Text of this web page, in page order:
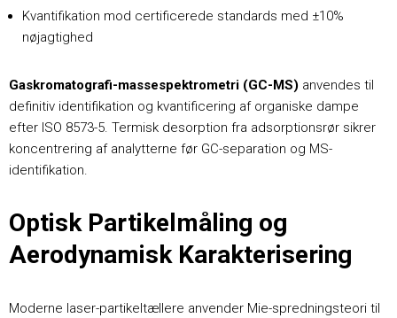
Kvantifikation mod certificerede standards med ±10%
nøjagtighed
Gaskromatografi-massespektrometri (GC-MS) anvendes til
definitiv identifikation og kvantificering af organiske dampe
efter ISO 8573-5. Termisk desorption fra adsorptionsrør sikrer
koncentrering af analytterne før GC-separation og MS-
identifikation.
Optisk Partikelmåling og
Aerodynamisk Karakterisering
Moderne laser-partikeltællere anvender Mie-spredningsteori til